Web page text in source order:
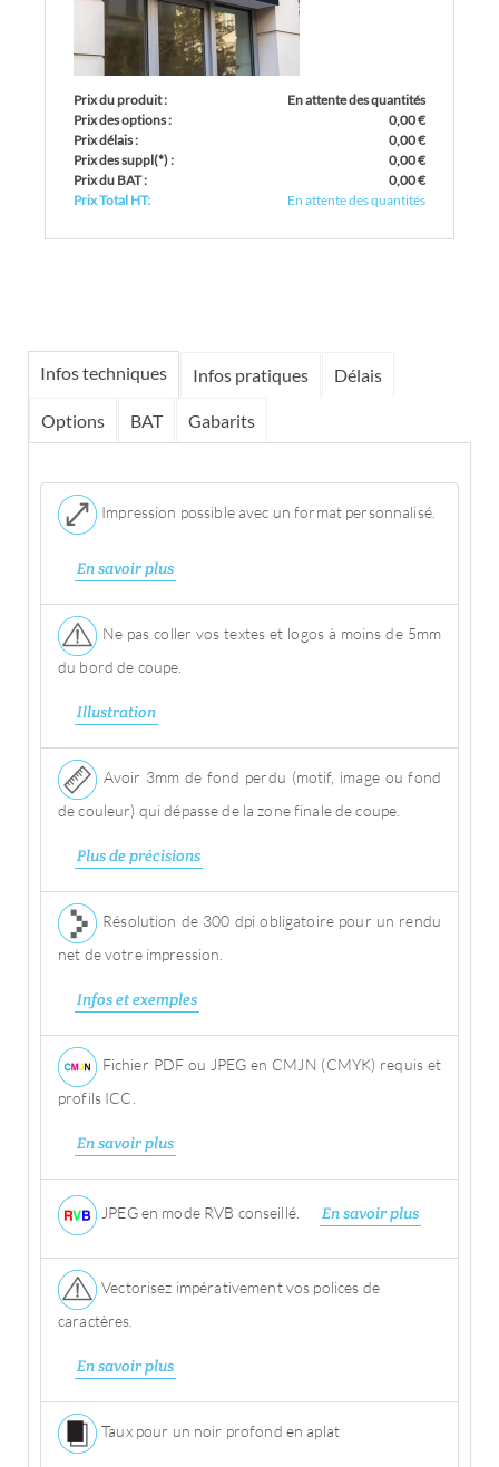
Prix du produit :
En attente des quantités
Prix des options :
0,00 €
Prix délais :
0,00 €
Prix des suppl(*):
0,00 €
Prix du BAT :
0,00 €
Prix Total HT:
En attente des quantités
Infos techniques Infos pratiques Délais
Options BAT Gabarits
Impression possible avec un format personnalisé.
En savoir plus
Ne pas coller vos textes et logos à moins de 5mm
du bord de coupe.
Illustration
Avoir 3mm de fond perdu (motif, image ou fond
de couleur) qui dépasse de la zone finale de coupe.
Plus de précisions
Résolution de 300 dpi obligatoire pour un rendu
net de votre impression.
Infos et exemples
Fichier PDF ou JPEG en CMJN (CMYK) requis et
profils ICC.
En savoir plus
JPEG en mode RVB conseillé. En savoir plus
Vectorisez impérativement vos polices de
caractères.
En savoir plus
Taux pour un noir profond en aplat